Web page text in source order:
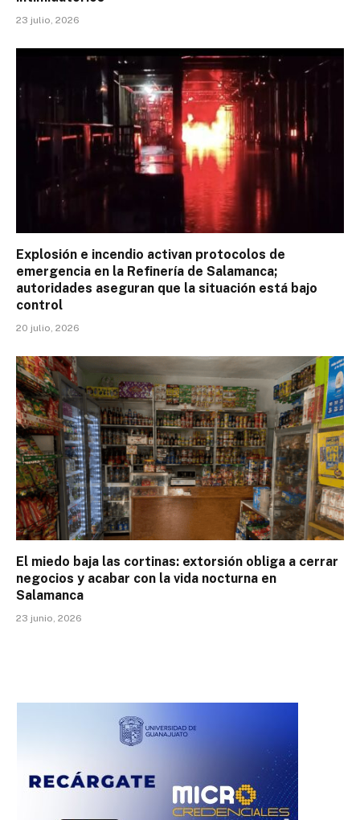
23 julio, 2026
Explosión e incendio activan protocolos de
emergencia en la Refinería de Salamanca;
autoridades aseguran que la situación está bajo
control
20 julio, 2026
El miedo baja las cortinas: extorsión obliga a cerrar
negocios y acabar con la vida nocturna en
Salamanca
23 junio, 2026